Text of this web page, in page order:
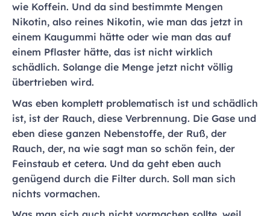
wie Koffein. Und da sind bestimmte Mengen
Nikotin, also reines Nikotin, wie man das jetzt in
einem Kaugummi hätte oder wie man das auf
einem Pflaster hätte, das ist nicht wirklich
schädlich. Solange die Menge jetzt nicht völlig
übertrieben wird.
Was eben komplett problematisch ist und schädlich
ist, ist der Rauch, diese Verbrennung. Die Gase und
eben diese ganzen Nebenstoffe, der Ruß, der
Rauch, der, na wie sagt man so schön fein, der
Feinstaub et cetera. Und da geht eben auch
genügend durch die Filter durch. Soll man sich
nichts vormachen.